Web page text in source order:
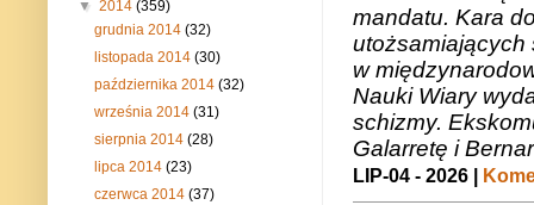
mandatu. Kara
utożsamiających
w
Nauki Wiary
schizmy.
Galarretę i
LIP-04 - 2026 |
▼ 2014 (359)
grudnia 2014(32)
listopada 2014(30)
października 2014(32)
września 2014(31)
sierpnia 2014(28)
lipca 2014(23)
czerwca 2014(37)